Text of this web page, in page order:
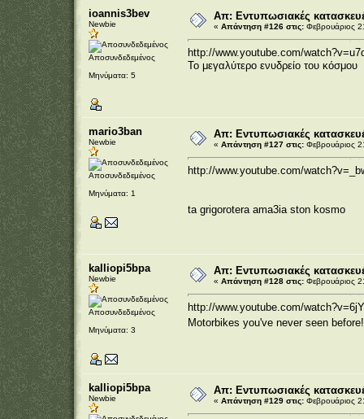
ioannis3bev
Newbie
Αποσυνδεδεμένος
Μηνύματα: 5
Απ: Εντυπωσιακές
« Απάντηση #126 στις:Φεβρουάριος
http://www.youtube.com/
Το μεγαλύτερο ενυδρείο του κόσμου
mario3ban
Newbie
Αποσυνδεδεμένος
Μηνύματα: 1
Απ: Εντυπωσιακές
« Απάντηση #127 στις:Φεβρουάριος
http://www.youtube.com/
ta grigorotera ama3ia ston kosmo
kalliopi5bpa
Newbie
Αποσυνδεδεμένος
Μηνύματα: 3
Απ: Εντυπωσιακές
« Απάντηση #128 στις:Φεβρουάριος
http://www.youtube.com/
Motorbikes you've never seen
kalliopi5bpa
Newbie
Απ: Εντυπωσιακές
« Απάντηση #129 στις:Φεβρουάριος